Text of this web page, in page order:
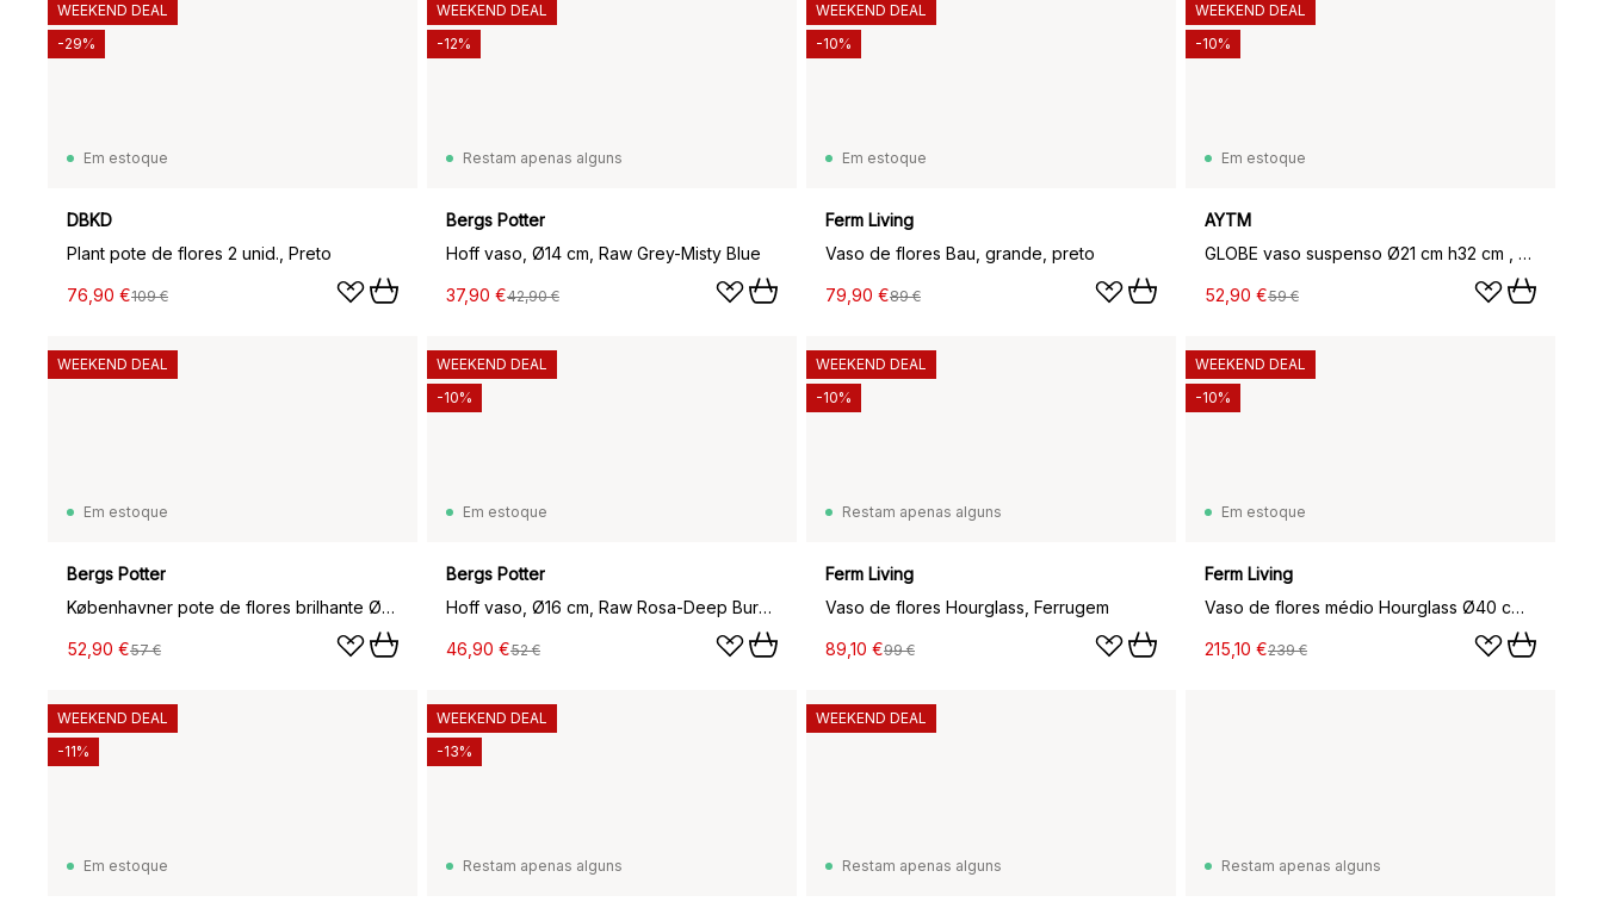
Em estoque
DBKD
Plant pote de flores 2 unid., Preto
76,90 €109 €
WEEKEND DEAL
-29%
Restam apenas alguns
Bergs Potter
Hoff vaso, Ø14 cm, Raw Grey-Misty Blue
37,90 €42,90 €
WEEKEND DEAL
-12%
Em estoque
Ferm Living
Vaso de flores Bau, grande, preto
79,90 €89 €
WEEKEND DEAL
-10%
Em estoque
AYTM
GLOBE vaso suspenso Ø21 cm h32 cm , Bolo de gengibre
52,90 €59 €
WEEKEND DEAL
-10%
Em estoque
Bergs Potter
Københavner pote de flores brilhante Ø16 cm, Verde
52,90 €57 €
WEEKEND DEAL
Em estoque
Bergs Potter
Hoff vaso, Ø16 cm, Raw Rosa-Deep Burgundy
46,90 €52 €
WEEKEND DEAL
-10%
Restam apenas alguns
Ferm Living
Vaso de flores Hourglass, Ferrugem
89,10 €99 €
WEEKEND DEAL
-10%
Em estoque
Ferm Living
Vaso de flores médio Hourglass Ø40 cm, Ferrugem
215,10 €239 €
WEEKEND DEAL
-10%
Em estoque
WEEKEND DEAL
-11%
Restam apenas alguns
WEEKEND DEAL
-13%
Restam apenas alguns
WEEKEND DEAL
Restam apenas alguns